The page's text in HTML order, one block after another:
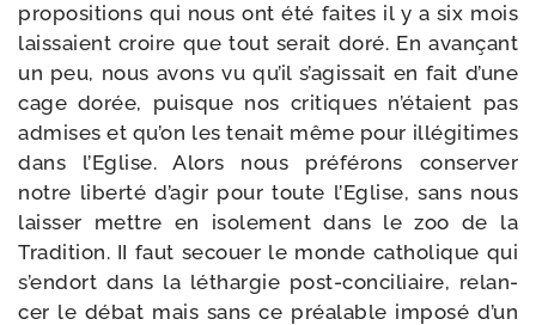
pro­po­si­tions qui nous ont été faites il y a six mois
lais­saient croire que tout serait doré. En avan­çant
un peu, nous avons vu qu’il s’a­gis­sait en fait d’une
cage dorée, puisque nos cri­tiques n’é­taient pas
admises et qu’on les tenait même pour illé­gi­times
dans l’Eglise. Alors nous pré­fé­rons conser­ver
notre liber­té d’a­gir pour toute l’Eglise, sans nous
lais­ser mettre en iso­le­ment dans le zoo de la
Tradition. II faut secouer le monde catho­lique qui
s’en­dort dans la léthar­gie post-​conciliaire, relan­
cer le débat mais sans ce préa­lable impo­sé d’un